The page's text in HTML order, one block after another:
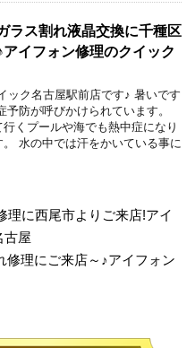
ス割れ液晶交換に千種区
アイフォン修理のクイック
ック名古屋駅前店です♪ 暑いです
予防が呼びかけられています。
くプールや海でも熱中症になり
水の中では汗をかいている事に
に西尾市よりご来店!アイ
古屋
理にご来店～♪アイフォン